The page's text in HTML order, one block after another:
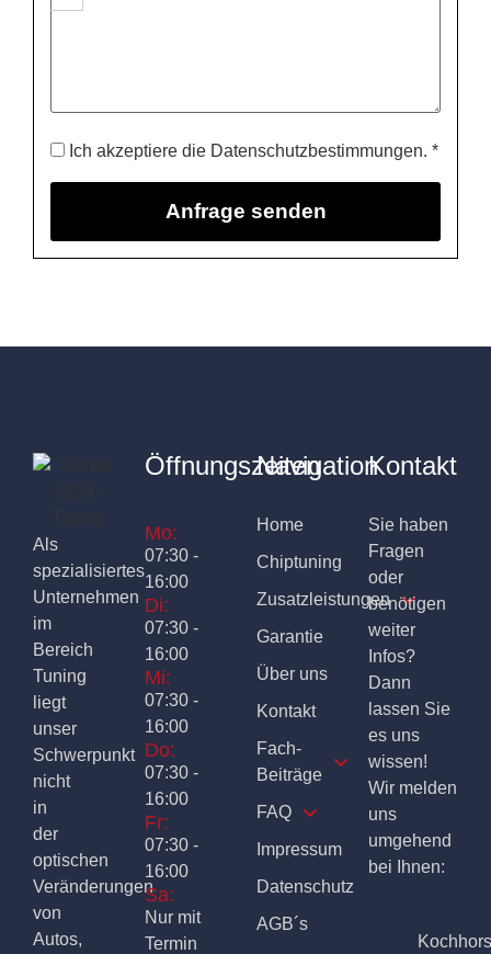
Ich akzeptiere die Datenschutzbestimmungen. *
Als
spezialisiertes
Unternehmen
im
Bereich
Tuning
liegt
unser
Schwerpunkt
nicht
in
der
optischen
Veränderungen
von
Autos,
Öffnungszeiten
Mo:
07:30 -
16:00
Di:
07:30 -
16:00
Mi:
07:30 -
16:00
Do:
07:30 -
16:00
Fr:
07:30 -
16:00
Sa:
Nur mit
Termin
Navigation
Home
Chiptuning
Zusatzleistungen
Garantie
Über uns
Kontakt
Fach-
Beiträge
FAQ
Impressum
Datenschutz
AGB´s
Kontakt
Sie haben
Fragen
oder
benötigen
weiter
Infos?
Dann
lassen Sie
es uns
wissen!
Wir melden
uns
umgehend
bei Ihnen: